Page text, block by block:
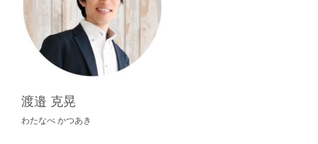
渡邉 克晃
わたなべ かつあき